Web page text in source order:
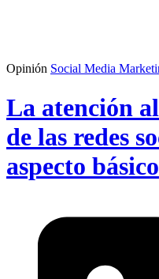
Opinión Social Media
La atención
de las redes
aspecto básico